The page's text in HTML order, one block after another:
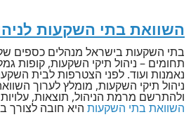
השוואת בתי השקעות
בתי השקעות בישראל מנהלים כספים של
תחומים – ניהול תיקי השקעות, קופות
נאמנות ועוד. לפני הצטרפות לבית
ניהול תיקי השקעות, מומלץ לערוך
ולהתרשם מרמת הניהול, תוצאות,
השוואת בתי השקעותהיא חובה לצורך